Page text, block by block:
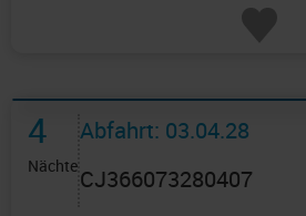
4
Nächte
Abfahrt: 03.04.28
CJ366073280407